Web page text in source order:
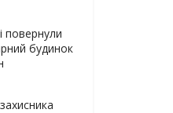
повернули
будинок